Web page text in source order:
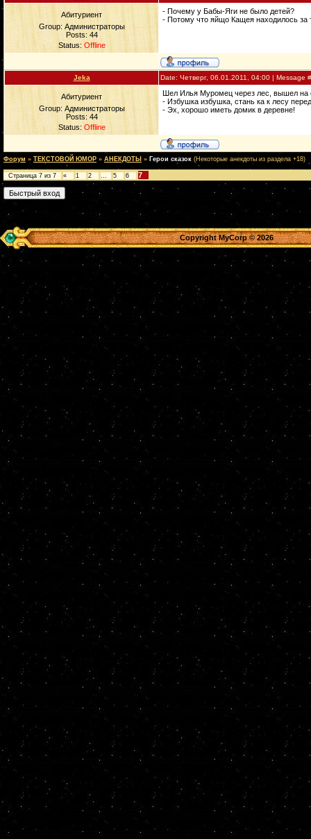
Абитуриент
Group: Администраторы
Posts: 44
Status: Offline
- Почему у Бабы-Яги не было детей?
- Потому что яйщо Кащея находилось за
Jeka Date: Четверг, 06.01.2011, 04:00 | Message
Абитуриент
Group: Администраторы
Posts: 44
Status: Offline
Шел Илья Муромец через лес, вышел на
- Избушка избушка, стань ка к лесу
- Эх, хорошо иметь домик в деревне!
Форум » ТЕКСТОВОЙ ЮМОР » АНЕКДОТЫ » Герои сказок (Некоторые анекдоты из раздела +18)
Страница 7 из 7 « 1 2 … 5 6 7
Copyright MyCorp © 2026